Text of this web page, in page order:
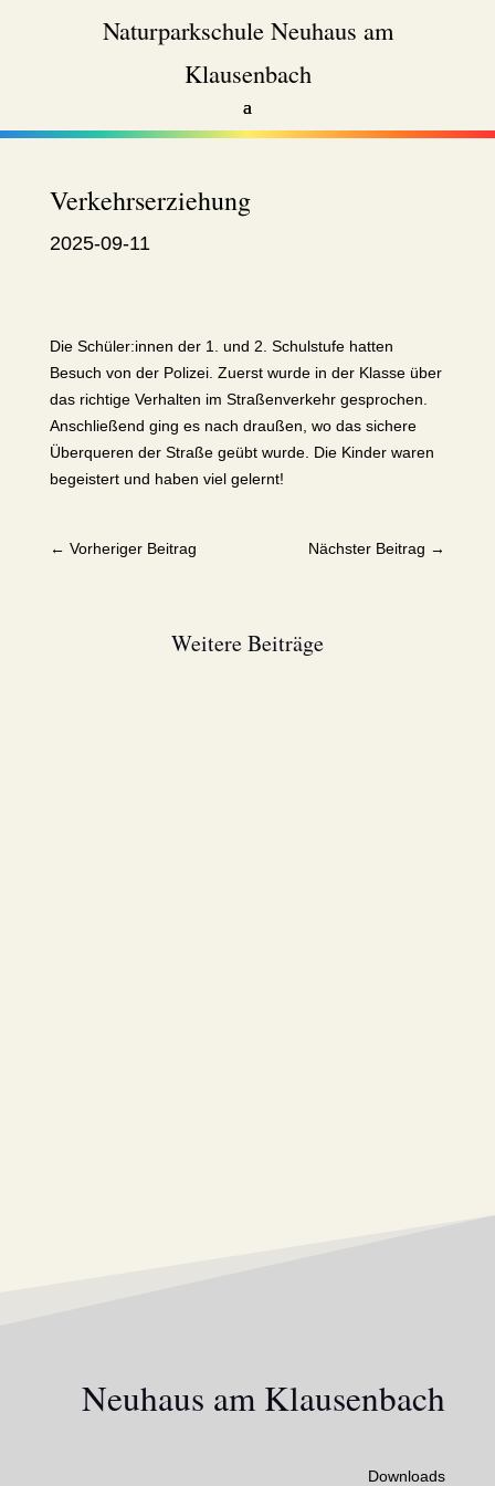
Naturparkschule Neuhaus am
Klausenbach
Verkehrserziehung
2025-09-11
Die Schüler:innen der 1. und 2. Schulstufe hatten
Besuch von der Polizei. Zuerst wurde in der Klasse über
das richtige Verhalten im Straßenverkehr gesprochen.
Anschließend ging es nach draußen, wo das sichere
Überqueren der Straße geübt wurde. Die Kinder waren
begeistert und haben viel gelernt!
← Vorheriger Beitrag Nächster Beitrag →
Weitere Beiträge
Neuhaus am Klausenbach
Downloads